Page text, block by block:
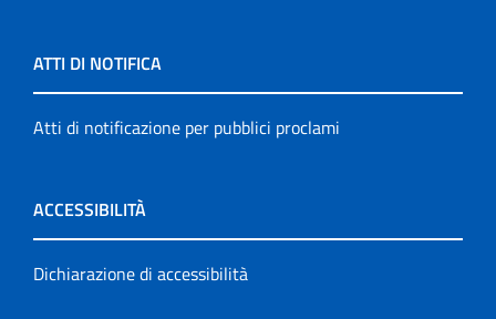
ATTI DI NOTIFICA
Atti di notificazione per pubblici proclami
ACCESSIBILITÀ
Dichiarazione di accessibilità